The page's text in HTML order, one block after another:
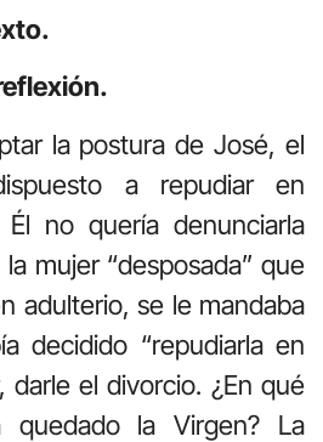
la postura de José, el
a repudiar en
no quería denunciarla
mujer “desposada” que
adulterio, se le mandaba
decidido “repudiarla en
darle el divorcio. ¿En qué
quedado la Virgen? La